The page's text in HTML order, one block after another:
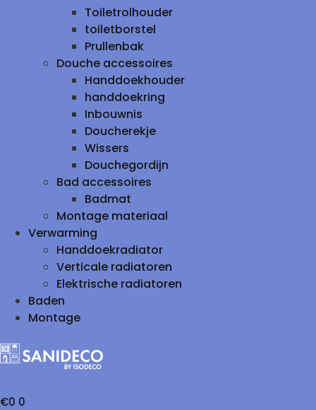
Toiletrolhouder
toiletborstel
Prullenbak
Douche accessoires
Handdoekhouder
handdoekring
Inbouwnis
Doucherekje
Wissers
Douchegordijn
Bad accessoires
Badmat
Montage materiaal
Verwarming
Handdoekradiator
Verticale radiatoren
Elektrische radiatoren
Baden
Montage
€0 0